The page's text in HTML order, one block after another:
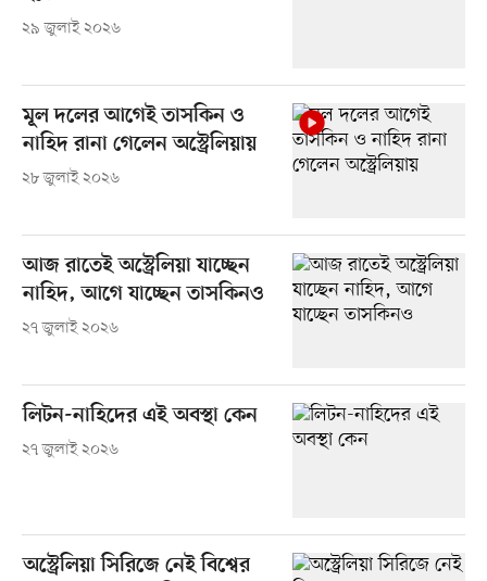
২৯ জুলাই ২০২৬
মূল দলের আগেই তাসকিন ও
নাহিদ রানা গেলেন অস্ট্রেলিয়ায়
২৮ জুলাই ২০২৬
আজ রাতেই অস্ট্রেলিয়া যাচ্ছেন
নাহিদ, আগে যাচ্ছেন তাসকিনও
২৭ জুলাই ২০২৬
লিটন-নাহিদের এই অবস্থা কেন
২৭ জুলাই ২০২৬
অস্ট্রেলিয়া সিরিজে নেই বিশ্বের